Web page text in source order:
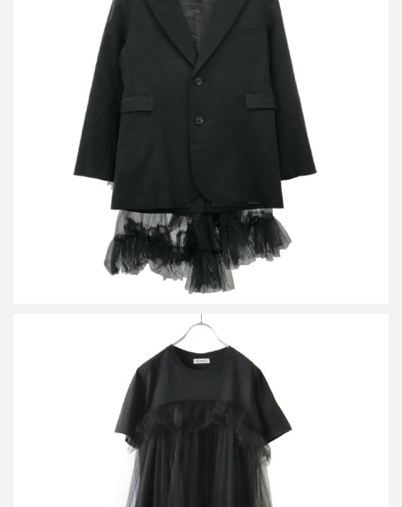
ヴィヴィアーノ 23AW BackTulle TrimmedBlazer チュールデザイ
ンジャケット VS-AW23-J02
ヴィヴィアーノ Tulle Layered ロングTシャツ チュールレイヤード